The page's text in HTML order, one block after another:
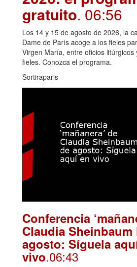
gratuito. 06:56
Los 14 y 15 de agosto de 2026, la
Dame de París acoge a los fieles
Virgen María, entre oficios litúrgicos
fieles. Conozca el programa.
Sortiraparis
Conferencia
Claudia Sheinbaum
agosto: Síguela
vivo.06:43